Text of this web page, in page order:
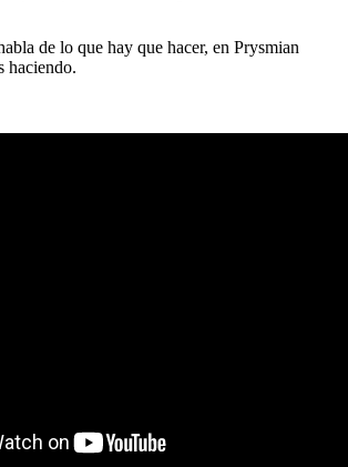
de lo que hay que hacer, en Prysmian
haciendo.